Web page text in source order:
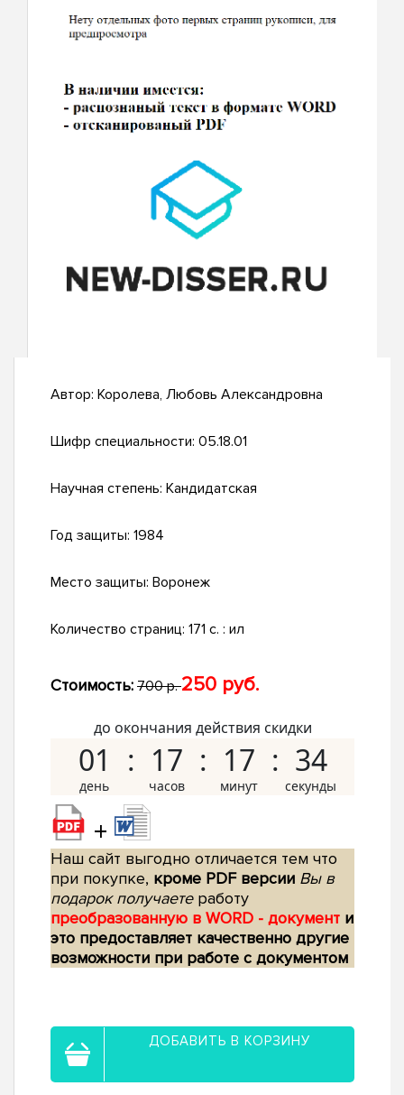
Автор: Королева, Любовь Александровна
Шифр специальности: 05.18.01
Научная степень: Кандидатская
Год защиты: 1984
Место защиты: Воронеж
Количество страниц: 171 c. : ил
Стоимость: 700 р.250 руб.
до окончания действия скидки
01 17 17 33
+
Наш сайт выгодно отличается тем что
при покупке, кроме PDF версии Вы в
подарок получаетеработу
преобразованную в WORD - документ и
это предоставляет качественно другие
возможности при работе с документом
ДОБАВИТЬ В КОРЗИНУ